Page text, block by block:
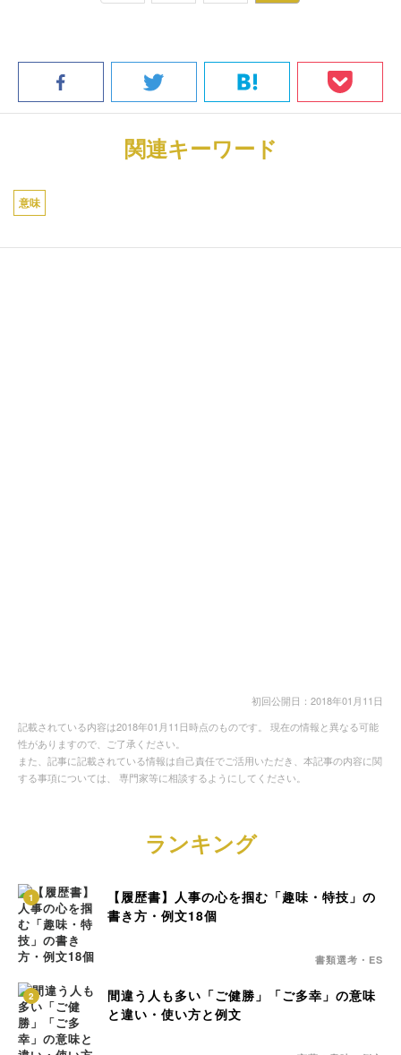
関連キーワード
意味
初回公開日：2018年01月11日
記載されている内容は2018年01月11日時点のものです。 現在の情報と異なる可能
性がありますので、ご了承ください。
また、記事に記載されている情報は自己責任でご活用いただき、本記事の内容に関
する事項については、 専門家等に相談するようにしてください。
ランキング
1
【履歴書】人事の心を掴む「趣味・特技」の
書き方・例文18個
書類選考・ES
2
間違う人も多い「ご健勝」「ご多幸」の意味
と違い・使い方と例文